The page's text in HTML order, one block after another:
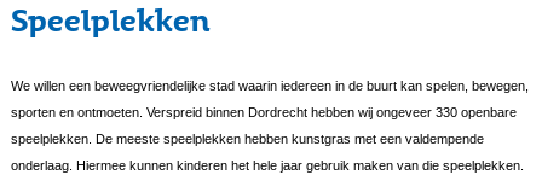
Speelplekken
We willen een beweegvriendelijke stad waarin iedereen in de buurt kan spelen, bewegen,
sporten en ontmoeten. Verspreid binnen Dordrecht hebben wij ongeveer 330 openbare
speelplekken. De meeste speelplekken hebben kunstgras met een valdempende
onderlaag. Hiermee kunnen kinderen het hele jaar gebruik maken van die speelplekken.